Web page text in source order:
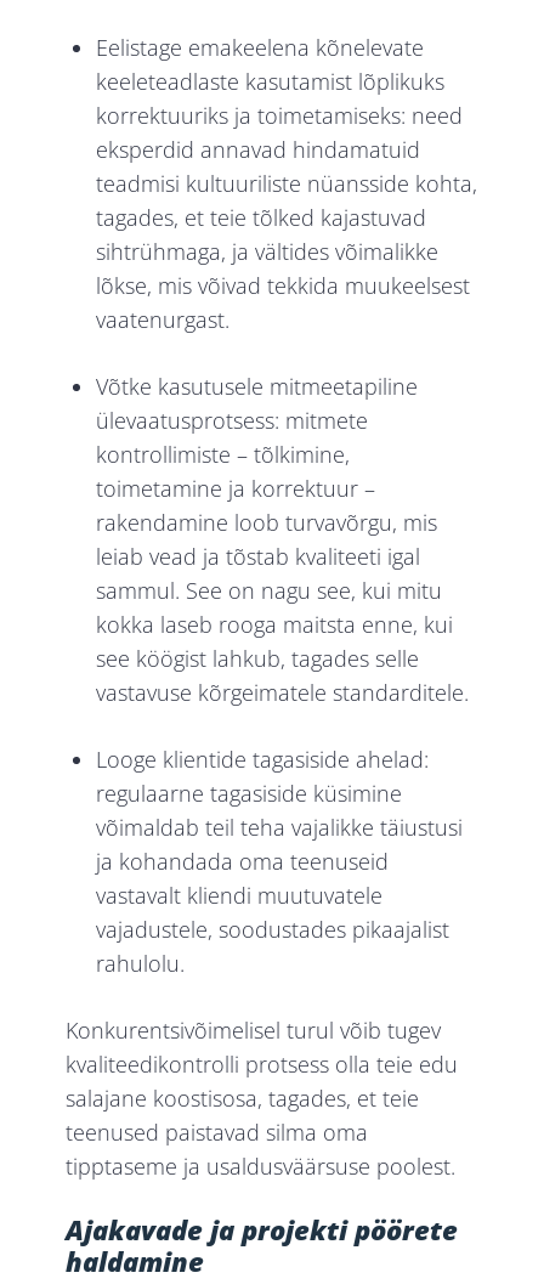
Eelistage emakeelena kõnelevate
keeleteadlaste kasutamist lõplikuks
korrektuuriks ja toimetamiseks: need
eksperdid annavad hindamatuid
teadmisi kultuuriliste nüansside kohta,
tagades, et teie tõlked kajastuvad
sihtrühmaga, ja vältides võimalikke
lõkse, mis võivad tekkida muukeelsest
vaatenurgast.
Võtke kasutusele mitmeetapiline
ülevaatusprotsess: mitmete
kontrollimiste – tõlkimine,
toimetamine ja korrektuur –
rakendamine loob turvavõrgu, mis
leiab vead ja tõstab kvaliteeti igal
sammul. See on nagu see, kui mitu
kokka laseb rooga maitsta enne, kui
see köögist lahkub, tagades selle
vastavuse kõrgeimatele standarditele.
Looge klientide tagasiside ahelad:
regulaarne tagasiside küsimine
võimaldab teil teha vajalikke täiustusi
ja kohandada oma teenuseid
vastavalt kliendi muutuvatele
vajadustele, soodustades pikaajalist
rahulolu.
Konkurentsivõimelisel turul võib tugev
kvaliteedikontrolli protsess olla teie edu
salajane koostisosa, tagades, et teie
teenused paistavad silma oma
tipptaseme ja usaldusväärsuse poolest.
Ajakavade ja projekti pöörete
haldamine